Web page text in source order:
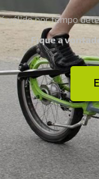
é válido por tempo
Fique a